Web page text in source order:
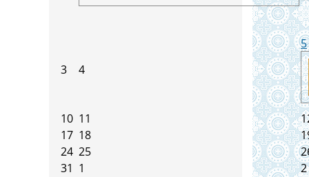
3 4
5
10 11
17 18
24 25
31 1 2